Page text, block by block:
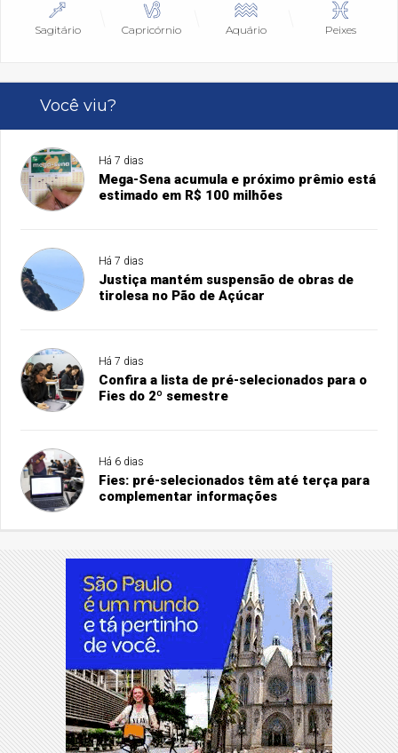
Sagitário Capricórnio Aquário Peixes
Você viu?
Há 7 dias
Mega-Sena acumula e próximo prêmio está
estimado em R$ 100 milhões
Há 7 dias
Justiça mantém suspensão de obras de
tirolesa no Pão de Açúcar
Há 7 dias
Confira a lista de pré-selecionados para o
Fies do 2º semestre
Há 6 dias
Fies: pré-selecionados têm até terça para
complementar informações